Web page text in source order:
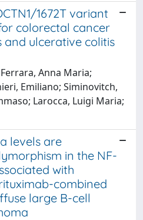
1672T variant
colorectal cancer
and ulcerative colitis
Anna Maria;
Emiliano; Siminovitch,
Larocca, Luigi Maria;
levels are
in the NF-
with
combined
large B-cell